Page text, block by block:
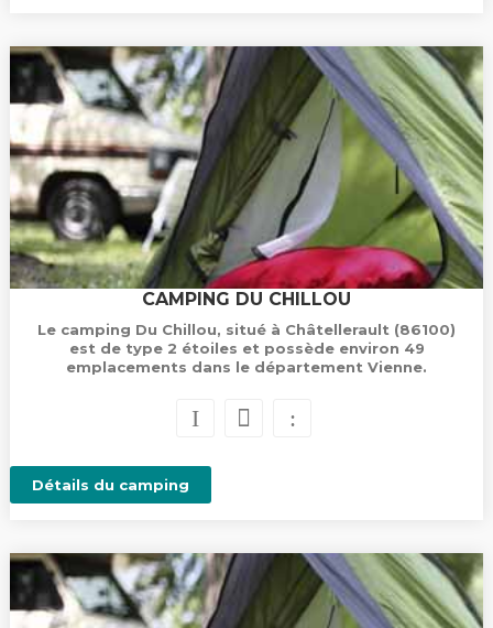
CAMPING DU CHILLOU
Le camping Du Chillou, situé à Châtellerault (86100)
est de type 2 étoiles et possède environ 49
emplacements dans le département Vienne.
Détails du camping